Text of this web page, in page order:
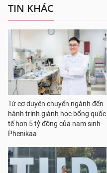
TIN KHÁC
Từ cơ duyên chuyển ngành đến
hành trình giành học bổng quốc
tế hơn 5 tỷ đồng của nam sinh
Phenikaa